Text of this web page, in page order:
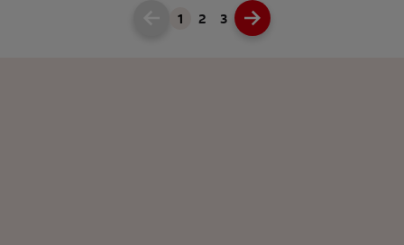
1 2 3